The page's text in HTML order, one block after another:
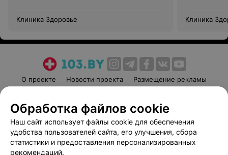
Клиника Здоровье Клиника
О проекте Новости проекта
Размещение рекламы
Пользовательское соглашение
Способы оплаты
Вакансии
Партнеры
Написать руководителю 103.by
Обработка файлов cookie
Наш сайт использует файлы cookie для обеспечения
удобства пользователей сайта, его улучшения, сбора
статистики и предоставления персонализированных
рекомендаций.